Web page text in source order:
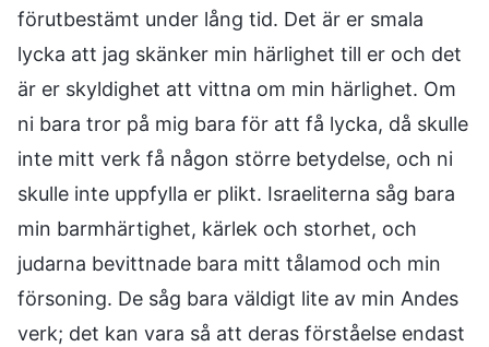
förutbestämt under lång tid. Det är er smala
lycka att jag skänker min härlighet till er och det
är er skyldighet att vittna om min härlighet. Om
ni bara tror på mig bara för att få lycka, då skulle
inte mitt verk få någon större betydelse, och ni
skulle inte uppfylla er plikt. Israeliterna såg bara
min barmhärtighet, kärlek och storhet, och
judarna bevittnade bara mitt tålamod och min
försoning. De såg bara väldigt lite av min Andes
verk; det kan vara så att deras förståelse endast